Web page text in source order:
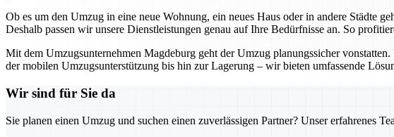
Ob es um den Umzug in eine neue Wohnung, ein neues Haus oder in andere Städte
Deshalb passen wir unsere Dienstleistungen genau auf Ihre Bedürfnisse an. So
Mit dem Umzugsunternehmen Magdeburg geht der Umzug planungssicher
der mobilen Umzugsunterstützung bis hin zur Lagerung – wir bieten umfassende
Wir sind für Sie da
Sie planen einen Umzug und suchen einen zuverlässigen Partner? Unser erfahrenes